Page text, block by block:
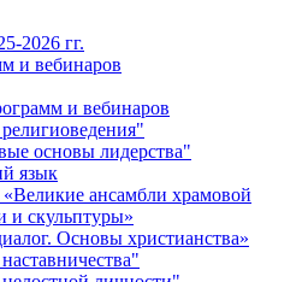
2026 гг.
и вебинаров
и вебинаров
основы лидерства"
язык
ансамбли храмовой
и скульптуры»
Основы христианства»